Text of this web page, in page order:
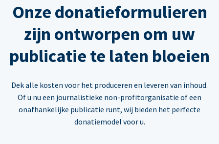
Onze donatieformulieren
zijn ontworpen om uw
publicatie te laten bloeien
Dek alle kosten voor het produceren en leveren van inhoud.
Of u nu een journalistieke non-profitorganisatie of een
onafhankelijke publicatie runt, wij bieden het perfecte
donatiemodel voor u.